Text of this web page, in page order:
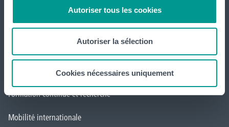
Autoriser tous les cookies
Autoriser la sélection
Cookies nécessaires uniquement
Organisation des étudiant·e·s (OEH)
Formation continue et recherche
Mobilité internationale